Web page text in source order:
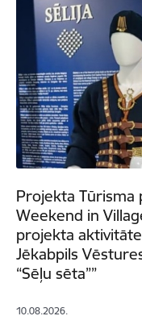
Projekta Tūrisma
Weekend in
projekta
Jēkabpils
“Sēļu sēta””
10.08.2026.